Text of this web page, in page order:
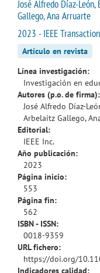
José Alfredo Díaz-
Gallego, Ana Arruarte
2023 - IEEE
Artículo en revista
Línea investigación:
Investigación en
Autores (p.o. de firma):
José Alfredo Díaz-
Arbelaitz Gallego,
Editorial:
IEEE Inc.
Año publicación:
2023
Página inicio:
553
Página fin:
562
ISBN - ISSN:
0018-9359
URL fichero:
https://doi.org/
Indicadores calidad: